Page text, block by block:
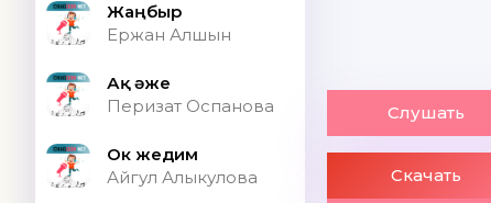
Жаңбыр
Ержан Алшын
Ақ әже
Перизат Оспанова
Ок жедим
Айгул Алыкулова
Слушать
Скачать